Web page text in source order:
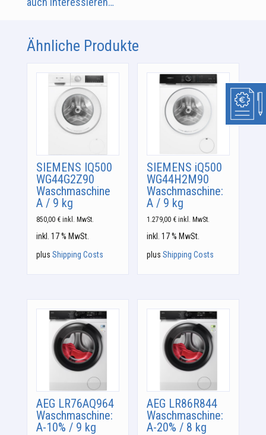
Ähnliche Produkte
SIEMENS IQ500
WG44G2Z90
Waschmaschine
A / 9 kg
850,00 € inkl. MwSt.
inkl. 17 % MwSt.
plus Shipping Costs
SIEMENS iQ500
WG44H2M90
Waschmaschine:
A / 9 kg
1.279,00 € inkl. MwSt.
inkl. 17 % MwSt.
plusShipping Costs
AEG LR76AQ964
Waschmaschine:
A-10% / 9 kg
AEG LR86R844
Waschmaschine:
A-20% / 8 kg